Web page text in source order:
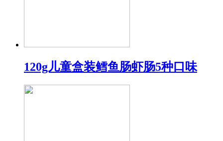
120g儿童盒装鳕鱼肠虾肠5种口味